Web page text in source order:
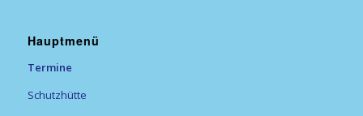
Hauptmenü
Termine
Schutzhütte